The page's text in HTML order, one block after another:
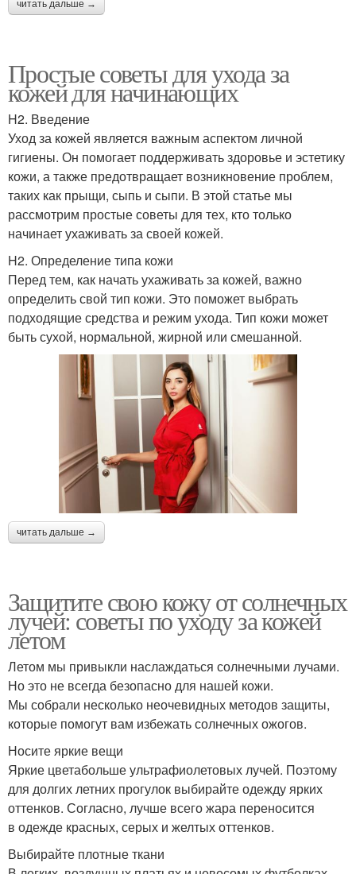
читать дальше →
Простые советы для ухода за
кожей для начинающих
H2. Введение
Уход за кожей является важным аспектом личной
гигиены. Он помогает поддерживать здоровье и эстетику
кожи, а также предотвращает возникновение проблем,
таких как прыщи, сыпь и сыпи. В этой статье мы
рассмотрим простые советы для тех, кто только
начинает ухаживать за своей кожей.
H2. Определение типа кожи
Перед тем, как начать ухаживать за кожей, важно
определить свой тип кожи. Это поможет выбрать
подходящие средства и режим ухода. Тип кожи может
быть сухой, нормальной, жирной или смешанной.
читать дальше →
Защитите свою кожу от солнечных
лучей: советы по уходу за кожей
летом
Летом мы привыкли наслаждаться солнечными лучами.
Но это не всегда безопасно для нашей кожи.
Мы собрали несколько неочевидных методов защиты,
которые помогут вам избежать солнечных ожогов.
Носите яркие вещи
Яркие цветабольше ультрафиолетовых лучей. Поэтому
для долгих летних прогулок выбирайте одежду ярких
оттенков. Согласно, лучше всего жара переносится
в одежде красных, серых и желтых оттенков.
Выбирайте плотные ткани